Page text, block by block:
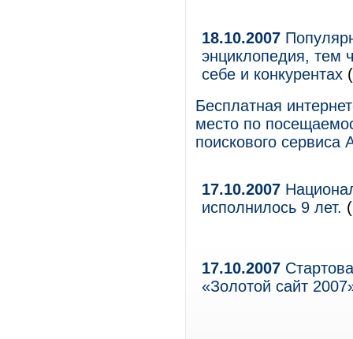
18.10.2007
энциклопедия, тем
себе и конкурентах
Бесплатная
место по
поискового сервиса
17.10.2007
исполнилось 9 лет.
17.10.2007
«Золотой сайт